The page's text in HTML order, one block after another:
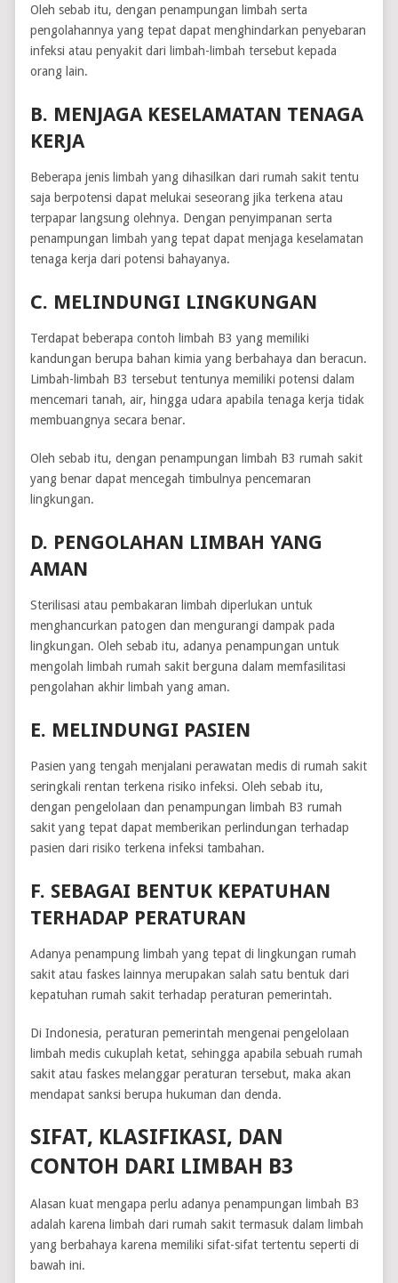
Oleh sebab itu, dengan penampungan limbah serta
pengolahannya yang tepat dapat menghindarkan penyebaran
infeksi atau penyakit dari limbah-limbah tersebut kepada
orang lain.
B. MENJAGA KESELAMATAN TENAGA
KERJA
Beberapa jenis limbah yang dihasilkan dari rumah sakit tentu
saja berpotensi dapat melukai seseorang jika terkena atau
terpapar langsung olehnya. Dengan penyimpanan serta
penampungan limbah yang tepat dapat menjaga keselamatan
tenaga kerja dari potensi bahayanya.
C. MELINDUNGI LINGKUNGAN
Terdapat beberapa contoh limbah B3 yang memiliki
kandungan berupa bahan kimia yang berbahaya dan beracun.
Limbah-limbah B3 tersebut tentunya memiliki potensi dalam
mencemari tanah, air, hingga udara apabila tenaga kerja tidak
membuangnya secara benar.
Oleh sebab itu, dengan penampungan limbah B3 rumah sakit
yang benar dapat mencegah timbulnya pencemaran
lingkungan.
D. PENGOLAHAN LIMBAH YANG
AMAN
Sterilisasi atau pembakaran limbah diperlukan untuk
menghancurkan patogen dan mengurangi dampak pada
lingkungan. Oleh sebab itu, adanya penampungan untuk
mengolah limbah rumah sakit berguna dalam memfasilitasi
pengolahan akhir limbah yang aman.
E. MELINDUNGI PASIEN
Pasien yang tengah menjalani perawatan medis di rumah sakit
seringkali rentan terkena risiko infeksi. Oleh sebab itu,
dengan pengelolaan dan penampungan limbah B3 rumah
sakit yang tepat dapat memberikan perlindungan terhadap
pasien dari risiko terkena infeksi tambahan.
F. SEBAGAI BENTUK KEPATUHAN
TERHADAP PERATURAN
Adanya penampung limbah yang tepat di lingkungan rumah
sakit atau faskes lainnya merupakan salah satu bentuk dari
kepatuhan rumah sakit terhadap peraturan pemerintah.
Di Indonesia, peraturan pemerintah mengenai pengelolaan
limbah medis cukuplah ketat, sehingga apabila sebuah rumah
sakit atau faskes melanggar peraturan tersebut, maka akan
mendapat sanksi berupa hukuman dan denda.
SIFAT, KLASIFIKASI, DAN
CONTOH DARI LIMBAH B3
Alasan kuat mengapa perlu adanya penampungan limbah B3
adalah karena limbah dari rumah sakit termasuk dalam limbah
yang berbahaya karena memiliki sifat-sifat tertentu seperti di
bawah ini.